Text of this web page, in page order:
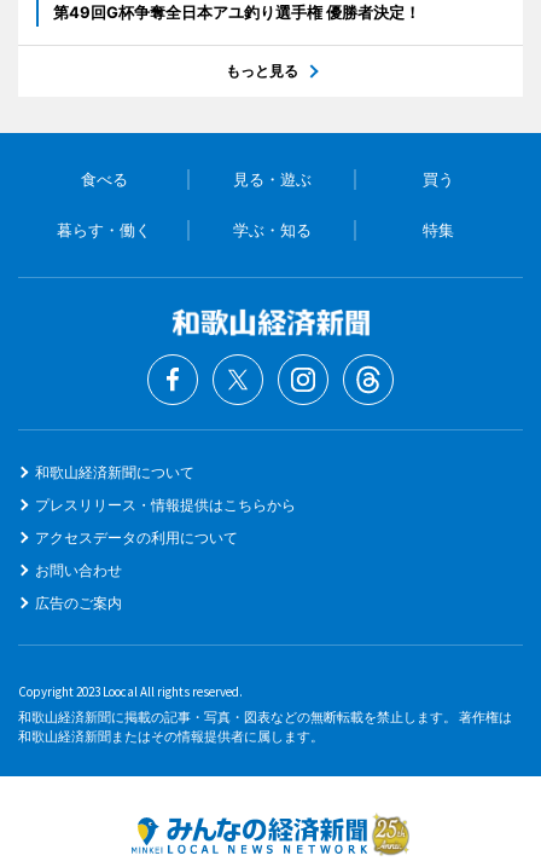
第49回G杯争奪全日本アユ釣り選手権 優勝者決定！
もっと見る
食べる 見る・遊ぶ 買う
暮らす・働く 学ぶ・知る 特集
和歌山経済新聞について
プレスリリース・情報提供はこちらから
アクセスデータの利用について
お問い合わせ
広告のご案内
Copyright 2023 Loocal All rights reserved.
和歌山経済新聞に掲載の記事・写真・図表などの無断転載を禁止します。 著作権は
和歌山経済新聞またはその情報提供者に属します。